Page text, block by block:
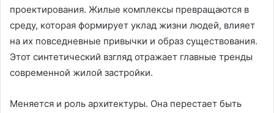
проектирования. Жилые комплексы превращаются в
среду, которая формирует уклад жизни людей, влияет
на их повседневные привычки и образ существования.
Этот синтетический взгляд отражает главные тренды
современной жилой застройки.
Меняется и роль архитектуры. Она перестает быть